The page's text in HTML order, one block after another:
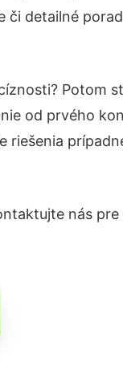
či detailné
Potom
od prvého
riešenia
nás